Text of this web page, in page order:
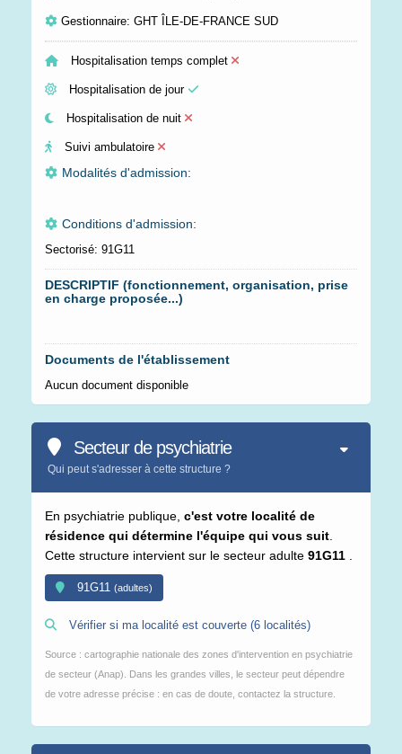
Gestionnaire: GHT ÎLE-DE-FRANCE SUD
Hospitalisation temps complet
Hospitalisation de jour
Hospitalisation de nuit
Suivi ambulatoire
Modalités d'admission:
Conditions d'admission:
Sectorisé: 91G11
DESCRIPTIF (fonctionnement, organisation, prise
en charge proposée...)
Documents de l'établissement
Aucun document disponible
Secteur de psychiatrie
Qui peut s'adresser à cette structure ?
En psychiatrie publique, c'est votre localité de
résidence qui détermine l'équipe qui vous suit
Cette structure intervient sur le secteur adulte 91G11
91G11 (adultes)
Vérifier si ma localité est couverte (6 localités)
Source : cartographie nationale des zones d'intervention en psychiatrie
de secteur (Anap). Dans les grandes villes, le secteur peut dépendre
de votre adresse précise : en cas de doute, contactez la structure.